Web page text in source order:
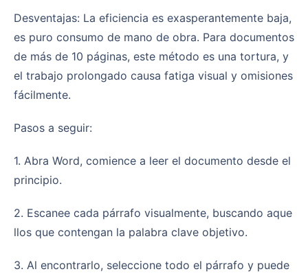
Desventajas: La eficiencia es exasperantemente baja,
es puro consumo de mano de obra. Para documentos
de más de 10 páginas, este método es una tortura, y
el trabajo prolongado causa fatiga visual y omisiones
fácilmente.
Pasos a seguir:
1. Abra Word, comience a leer el documento desde el
principio.
2. Escanee cada párrafo visualmente, buscando aque
llos que contengan la palabra clave objetivo.
3. Al encontrarlo, seleccione todo el párrafo y puede